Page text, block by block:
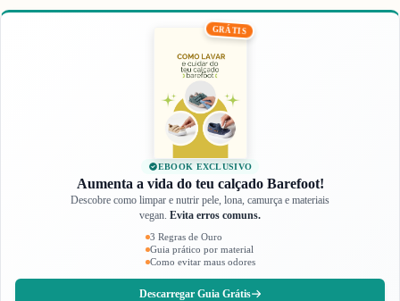
GRÁTIS
EBOOK EXCLUSIVO
Aumenta a vida do teu calçado Barefoot!
Descobre como limpar e nutrir pele, lona, camurça e materiais
vegan. Evita erros comuns.
3 Regras de Ouro
Guia prático por material
Como evitar maus odores
Descarregar Guia Grátis